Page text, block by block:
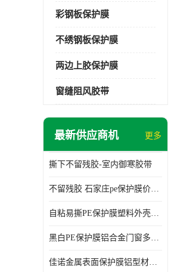
彩钢板保护膜
不绣钢板保护膜
两边上胶保护膜
窗缝阻风胶带
最新供应商机 更多
撕下不留残胶-室内御寒胶带
不留残胶 石家庄pe保护膜价格 塑料薄膜
自粘易撕PE保护膜塑料外壳导光板亚克力板膜操作方便
黑白PE保护膜铝合金门窗多种颜色支持定制生产
佳诺金属表面保护膜铝型材保护膜不留残胶铝合金窗框保护胶带